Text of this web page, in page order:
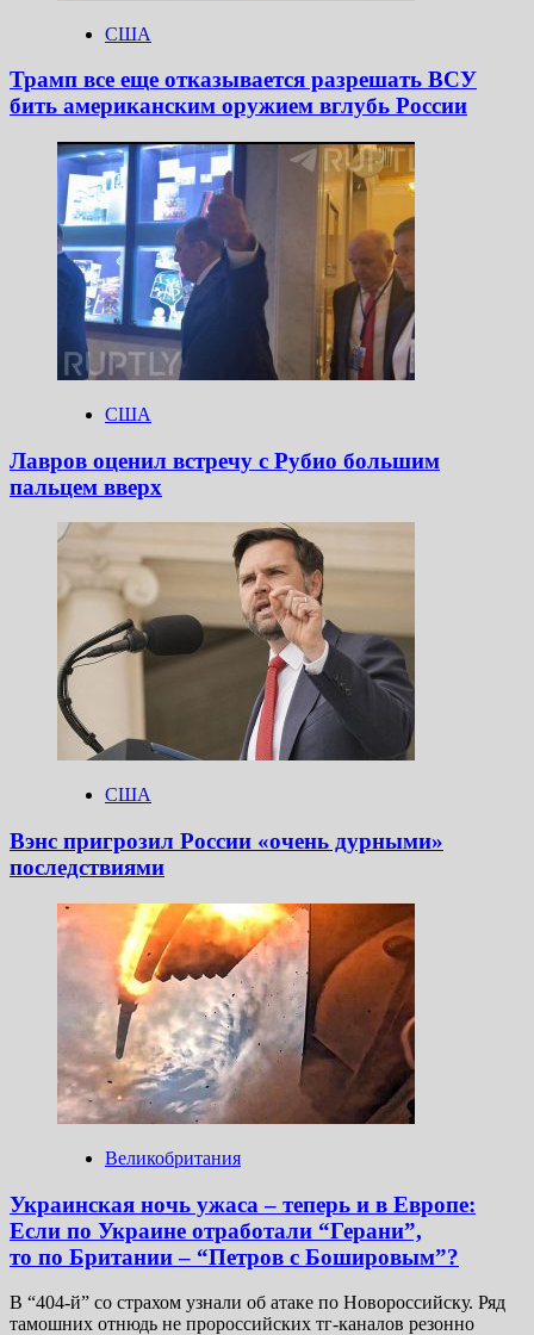
США
Трамп все еще отказывается разрешать ВСУ
бить американским оружием вглубь России
США
Лавров оценил встречу с Рубио большим
пальцем вверх
США
Вэнс пригрозил России «очень дурными»
последствиями
Великобритания
Украинская ночь ужаса – теперь и в Европе:
Если по Украине отработали “Герани”,
то по Британии – “Петров с Бошировым”?
В “404-й” со страхом узнали об атаке по Новороссийску. Ряд
тамошних отнюдь не пророссийских тг-каналов резонно